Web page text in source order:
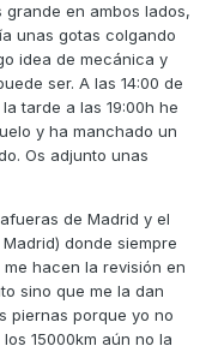
en ambos lados,
unas gotas colgando
idea de mecánica y
ser. A las 14:00 de
tarde a las 19:00h he
y ha manchado un
Os adjunto unas
de Madrid y el
donde siempre
hacen la revisión en
sino que me la dan
piernas porque yo no
15000km aún no la